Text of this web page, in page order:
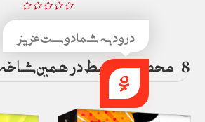
8 محصول مرتبط در همین
راهنما
درود به شما دوست عزیز